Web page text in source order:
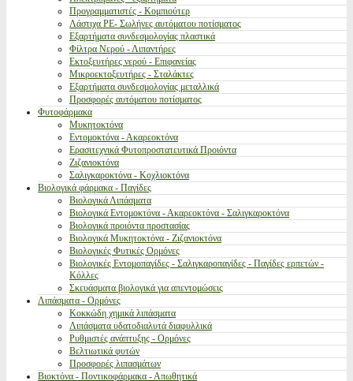
Προγραμματιστές - Κομπιούτερ
Λάστιχα PE- Σωλήνες αυτόματου ποτίσματος
Εξαρτήματα συνδεσμολογίας πλαστικά
Φίλτρα Νερού - Λιπαντήρες
Εκτοξευτήρες νερού - Επιφανείας
Μικροεκτοξευτήρες - Σταλάκτες
Εξαρτήματα συνδεσμολογίας μεταλλικά
Προσφορές αυτόματου ποτίσματος
Φυτοφάρμακα
Μυκητοκτόνα
Εντομοκτόνα - Ακαρεοκτόνα
Ερασιτεχνικά Φυτοπροστατευτικά Προιόντα
Ζιζανιοκτόνα
Σαλιγκαροκτόνα - Κοχλιοκτόνα
Βιολογικά φάρμακα - Παγίδες
Βιολογικά Λιπάσματα
Βιολογικά Εντομοκτόνα - Ακαρεοκτόνα - Σαλιγκαροκτόνα
Βιολογικά προιόντα προστασίας
Βιολογικά Μυκητοκτόνα - Ζιζανιοκτόνα
Βιολογικές Φυτικές Ορμόνες
Βιολογικές Εντομοπαγίδες - Σαλιγκαροπαγίδες - Παγίδες ερπετών -
Κόλλες
Σκευάσματα βιολογικά για απεντομώσεις
Λιπάσματα - Ορμόνες
Κοκκώδη χημικά λιπάσματα
Λιπάσματα υδατοδιαλυτά διαφυλλικά
Ρυθμιστές ανάπτυξης - Ορμόνες
Βελτιωτικά φυτών
Προσφορές λιπασμάτων
Βιοκτόνα - Ποντικοφάρμακα - Απωθητικά